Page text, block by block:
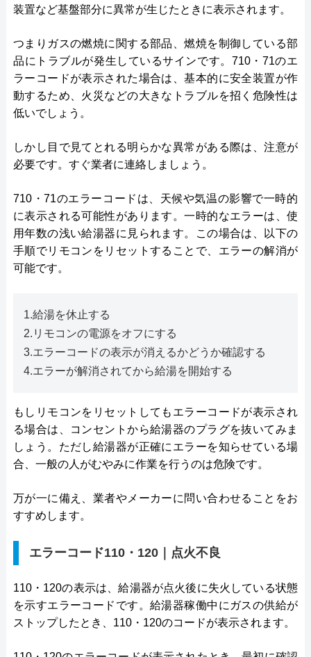
装置など基盤部分に異常が生じたときに表示されます。
つまりガスの燃焼に関する部品、燃焼を制御している部
品にトラブルが発生しているサインです。710・71のエ
ラーコードが表示された場合は、基本的に安全装置が作
動するため、火災などの大きなトラブルを招く危険性は
低いでしょう。
しかし目で見てとれる明らかな異常がある際は、注意が
必要です。すぐ業者に連絡しましょう。
710・71のエラーコードは、天候や気温の影響で一時的
に表示される可能性があります。一時的なエラーは、使
用年数の浅い給湯器に見られます。この場合は、以下の
手順でリモコンをリセットすることで、エラーの解消が
可能です。
1.給湯を休止する
2.リモコンの電源をオフにする
3.エラーコードの表示が消えるかどうか確認する
4.エラーが解消されてから給湯を開始する
もしリモコンをリセットしてもエラーコードが表示され
る場合は、コンセントから給湯器のプラグを抜いてみま
しょう。ただし給湯器が正確にエラーを知らせている場
合、一般の人がむやみに作業を行うのは危険です。
万が一に備え、業者やメーカーに問い合わせることをお
すすめします。
エラーコード110・120｜点火不良
110・120の表示は、給湯器が点火後に失火している状態
を示すエラーコードです。給湯器稼働中にガスの供給が
ストップしたとき、110・120のコードが表示されます。